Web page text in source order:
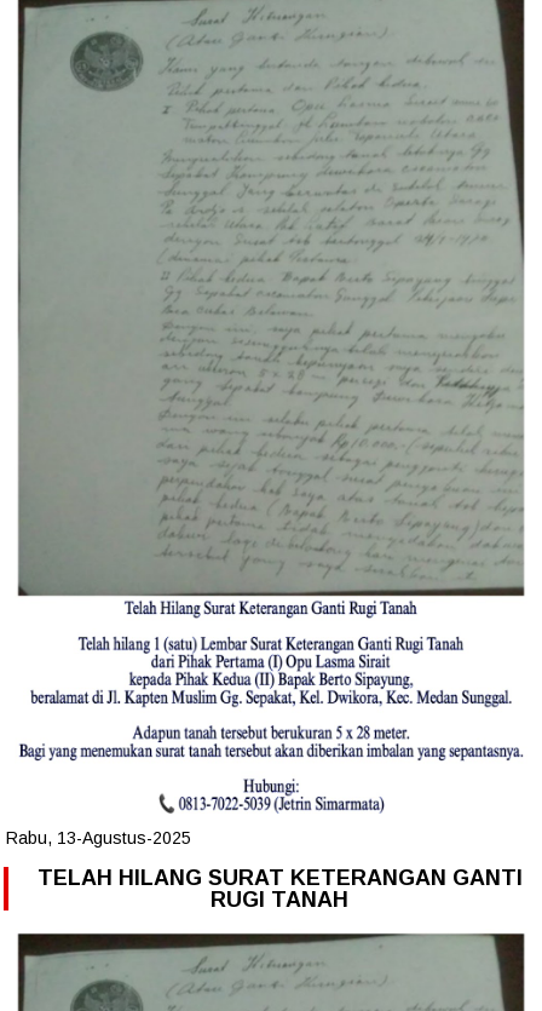
Rabu, 13-Agustus-2025
TELAH HILANG SURAT KETERANGAN GANTI
RUGI TANAH